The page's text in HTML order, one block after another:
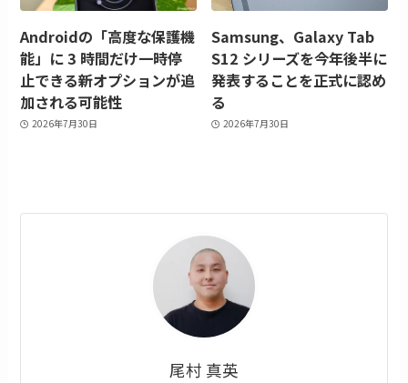
Androidの「高度な保護機
能」に 3 時間だけ一時停
止できる新オプションが追
加される可能性
2026年7月30日
Samsung、Galaxy Tab
S12 シリーズを今年後半に
発表することを正式に認め
る
2026年7月30日
尾村 真英